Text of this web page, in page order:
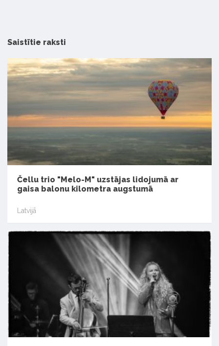
Saistītie raksti
Čellu trio "Melo-M" uzstājas lidojumā ar
gaisa balonu kilometra augstumā
Latvijā